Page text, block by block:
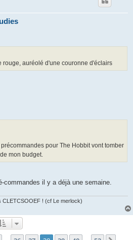
rouge, auréolé d'une couronne d'éclairs
pour The Hobbit vont tomber
mon budget.
commandes il y a déjà une semaine.
CLETCSOOEF ! (cf Le merlock)